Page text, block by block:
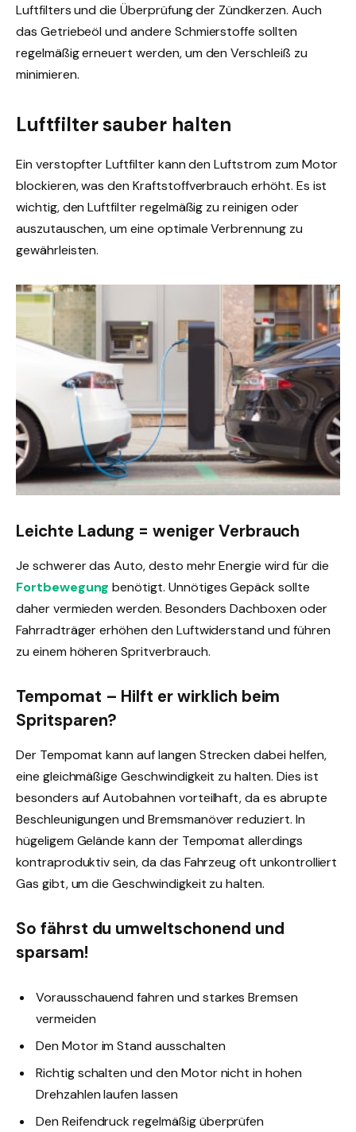
Luftfilters und die Überprüfung der Zündkerzen. Auch
das Getriebeöl und andere Schmierstoffe sollten
regelmäßig erneuert werden, um den Verschleiß zu
minimieren.
Luftfilter sauber halten
Ein verstopfter Luftfilter kann den Luftstrom zum Motor
blockieren, was den Kraftstoffverbrauch erhöht. Es ist
wichtig, den Luftfilter regelmäßig zu reinigen oder
auszutauschen, um eine optimale Verbrennung zu
gewährleisten.
Leichte Ladung = weniger Verbrauch
Je schwerer das Auto, desto mehr Energie wird für die
Fortbewegungbenötigt. Unnötiges Gepäck sollte
daher vermieden werden. Besonders Dachboxen oder
Fahrradträger erhöhen den Luftwiderstand und führen
zu einem höheren Spritverbrauch.
Tempomat – Hilft er wirklich beim
Spritsparen?
Der Tempomat kann auf langen Strecken dabei helfen,
eine gleichmäßige Geschwindigkeit zu halten. Dies ist
besonders auf Autobahnen vorteilhaft, da es abrupte
Beschleunigungen und Bremsmanöver reduziert. In
hügeligem Gelände kann der Tempomat allerdings
kontraproduktiv sein, da das Fahrzeug oft unkontrolliert
Gas gibt, um die Geschwindigkeit zu halten.
So fährst du umweltschonend und
sparsam!
Vorausschauend fahren und starkes Bremsen
vermeiden
Den Motor im Stand ausschalten
Richtig schalten und den Motor nicht in hohen
Drehzahlen laufen lassen
Den Reifendruck regelmäßig überprüfen